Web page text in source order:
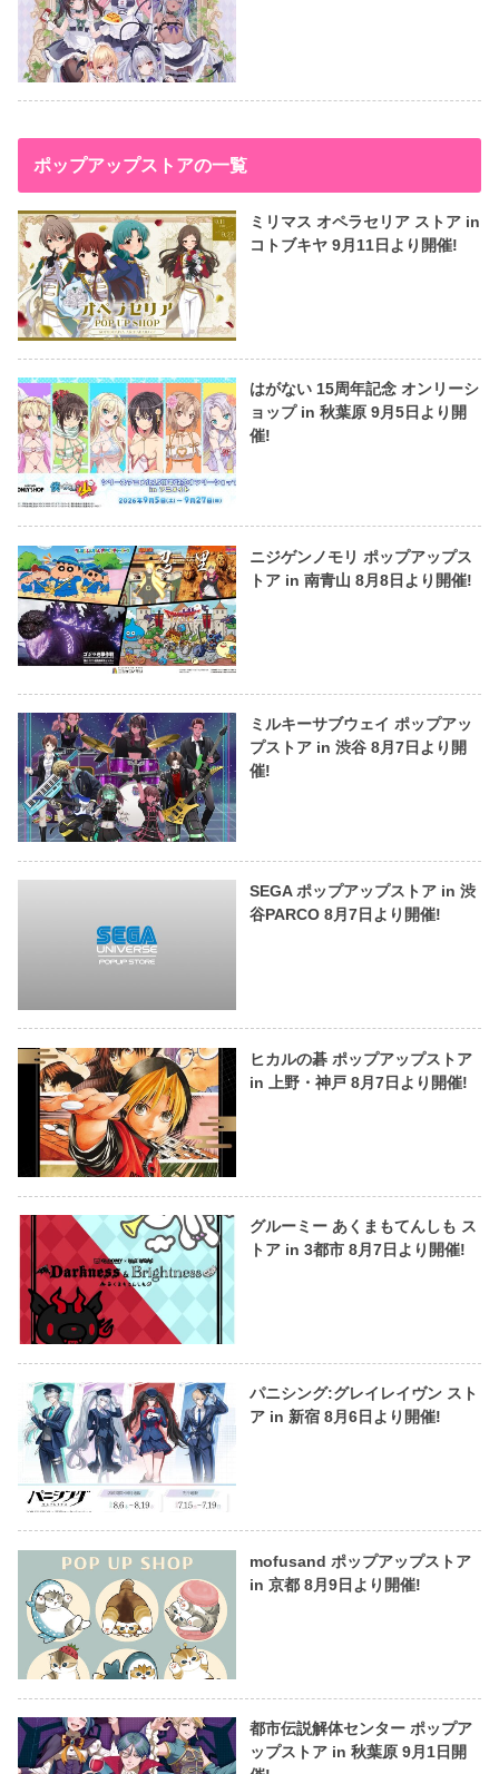
ポップアップストアの一覧
ミリマス オペラセリア ストア in
コトブキヤ 9月11日より開催!
はがない 15周年記念 オンリーシ
ョップ in 秋葉原 9月5日より開
催!
ニジゲンノモリ ポップアップス
トア in 南青山 8月8日より開催!
ミルキーサブウェイ ポップアッ
プストア in 渋谷 8月7日より開
催!
SEGA ポップアップストア in 渋
谷PARCO 8月7日より開催!
ヒカルの碁 ポップアップストア
in 上野・神戸 8月7日より開催!
グルーミー あくまもてんしも ス
トア in 3都市 8月7日より開催!
パニシング:グレイレイヴン スト
ア in 新宿 8月6日より開催!
mofusand ポップアップストア
in 京都 8月9日より開催!
都市伝説解体センター ポップア
ップストア in 秋葉原 9月1日開